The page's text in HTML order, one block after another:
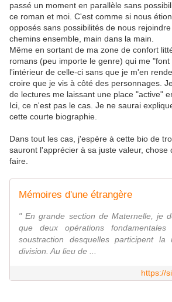
passé un moment en parallèle sans
ce roman et moi. C'est comme si nous
opposés sans possibilités de nous
chemins ensemble, main dans la main.
Même en sortant de ma zone de confort
romans (peu importe le genre) qui me "font
l'intérieur de celle-ci sans que je m'en
croire que je vis à côté des personnages.
de lectures me laissant une place "active"
Ici, ce n'est pas le cas. Je ne saurai
cette courte biographie.
Dans tout les cas, j'espère à cette bio de
sauront l'apprécier à sa juste valeur, chose
faire.
Mémoires d'une étrangère
" En grande section de Maternelle, je
que deux opérations
soustraction desquelles participent la
division. Au lieu de ...
https://